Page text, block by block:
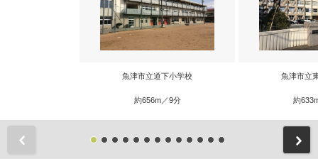
魚津市立道下小学校
約656m／9分
魚津市立
約